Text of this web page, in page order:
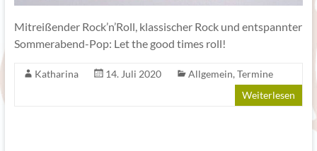
Mitreißender Rock’n’Roll, klassischer Rock und entspannter
Sommerabend-Pop: Let the good times roll!
Katharina 14. Juli 2020 Allgemein, Termine
Weiterlesen